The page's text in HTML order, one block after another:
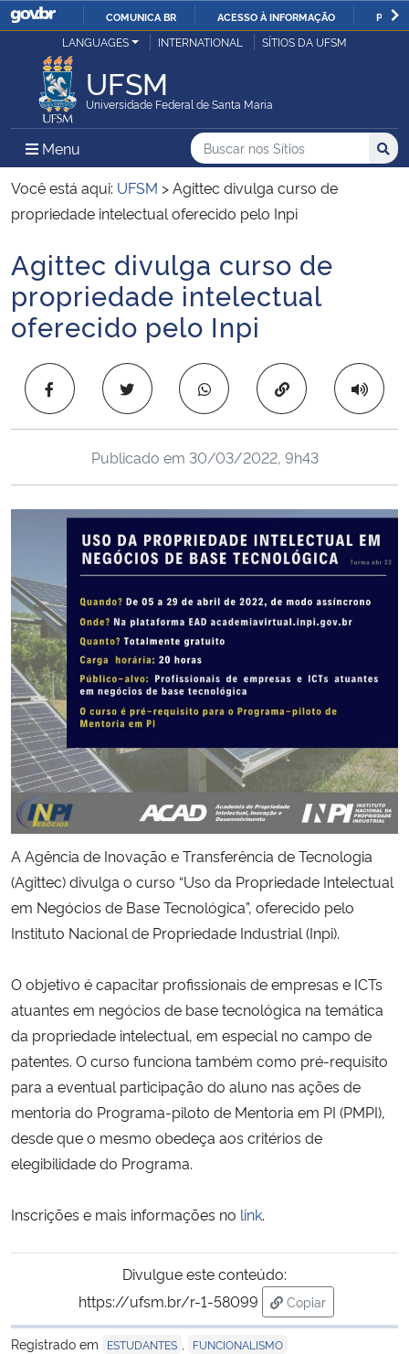
IR
COMUNICA BR ACESSO À INFORMAÇÃO
Ministério da Justiça e Segurança Pública
Ministério da Defesa
Ministério das Relações Exteriores
Ministério da Infraestrutura
Ministério da Agricultura, Pecuária e Abastecimento
Ministério da Educação
Ministério de Minas e Energia
Ministério da Ciência, Tecnologia, Inovações e Comunicações
Ministério do Meio Ambiente
Ministério do Turismo
Ministério do Desenvolvimento Regional
Controladoria-Geral da União
Ministério da Mulher, da Família e dos Direitos Humanos
Secretaria-Geral
Secretaria de Governo
Advocacia-Geral da União
Banco Central do Brasil
LANGUAGES INTERNATIONAL SÍTIOS DA UFSM
UFSM
Universidade Federal de Santa Maria
Menu Menu Principal do Sítio
Busca
Buscar no nos Sítios
Busca:
Você está aqui: UFSM >Agittec divulga curso de
propriedade intelectual oferecido pelo Inpi
Início do conteúdo
Agittec divulga curso de
propriedade intelectual
oferecido pelo Inpi
Copiar para área
Publicado em 30/03/2022, 9h43
A Agência de Inovação e Transferência de Tecnologia
(Agittec) divulga o curso “Uso da Propriedade Intelectual
em Negócios de Base Tecnológica”, oferecido pelo
Instituto Nacional de Propriedade Industrial (Inpi).
O objetivo é capacitar profissionais de empresas e ICTs
atuantes em negócios de base tecnológica na temática
da propriedade intelectual, em especial no campo de
patentes. O curso funciona também como pré-requisito
para a eventual participação do aluno nas ações de
mentoria do Programa-piloto de Mentoria em PI (PMPI),
desde que o mesmo obedeça aos critérios de
elegibilidade do Programa.
Inscrições e mais informações no link.
Divulgue este conteúdo:
https://ufsm.br/r-1-58099
Copiar
para área de
Registrado em
ESTUDANTES FUNCIONALISMO